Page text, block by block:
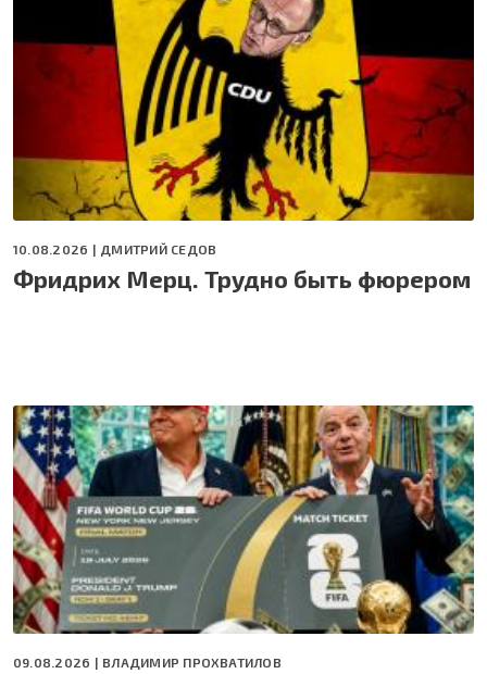
10.08.2026 | ДМИТРИЙ СЕДОВ
Фридрих Мерц. Трудно быть фюрером
09.08.2026 | ВЛАДИМИР ПРОХВАТИЛОВ